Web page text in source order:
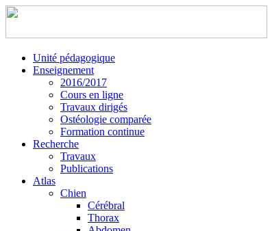
Unité pédagogique
Enseignement
2016/2017
Cours en ligne
Travaux dirigés
Ostéologie comparée
Formation continue
Recherche
Travaux
Publications
Atlas
Chien
Cérébral
Thorax